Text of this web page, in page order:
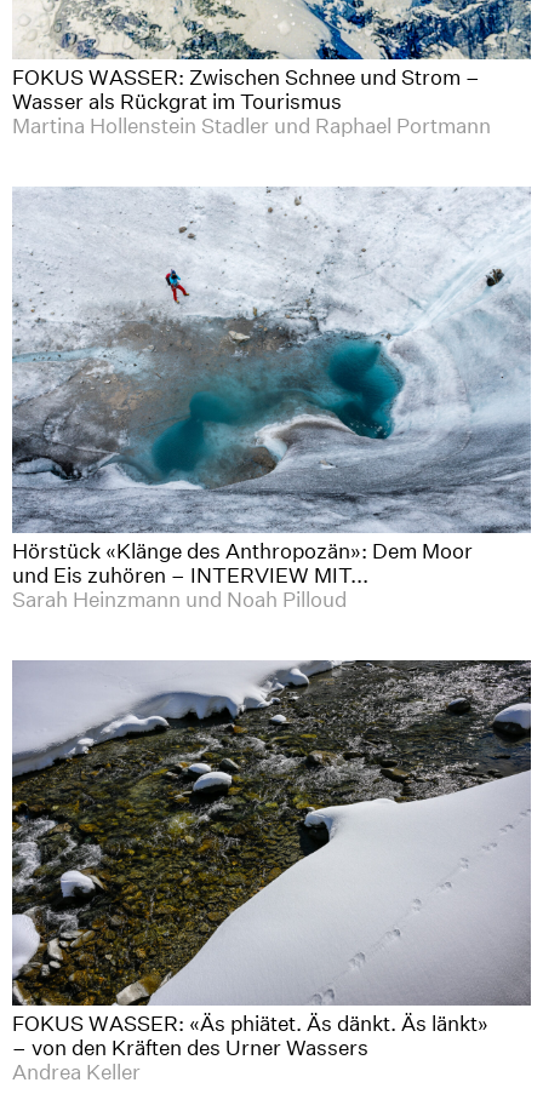
FOKUS WASSER: Zwischen Schnee und Strom –
Wasser als Rückgrat im Tourismus
Martina Hollenstein Stadler und Raphael Portmann
Hörstück «Klänge des Anthropozän»: Dem Moor
und Eis zuhören – INTERVIEW MIT...
Sarah Heinzmann und Noah Pilloud
FOKUS WASSER: «Äs phiätet. Äs dänkt. Äs länkt»
– von den Kräften des Urner Wassers
Andrea Keller